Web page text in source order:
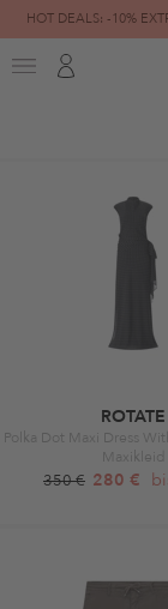
HOT DEALS: -10%
ROTATE
Maxikleid
350 € 280 €